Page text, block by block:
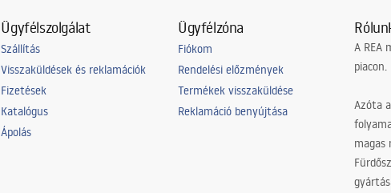
Ügyfélszolgálat
Szállítás
Visszaküldések és reklamációk
Fizetések
Katalógus
Ápolás
Ügyfélzóna
Fiókom
Rendelési előzmények
Termékek visszaküldése
Reklamáció benyújtása
A REA
piacon.
Azóta
magas